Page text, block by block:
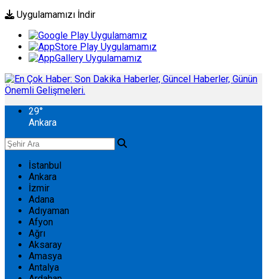
Uygulamamızı İndir
29°
Ankara
İstanbul
Ankara
İzmir
Adana
Adıyaman
Afyon
Ağrı
Aksaray
Amasya
Antalya